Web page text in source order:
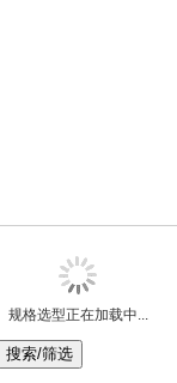
规格选型正在加载中...